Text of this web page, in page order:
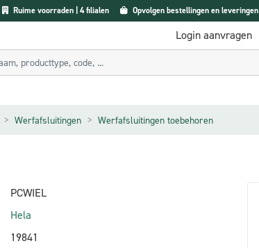
Ruime voorraden | 4 filialen Opvolgen bestellingen en leveringen
Login aanvragen
Werfafsluitingen Werfafsluitingen toebehoren
PCWIEL
Hela
19841